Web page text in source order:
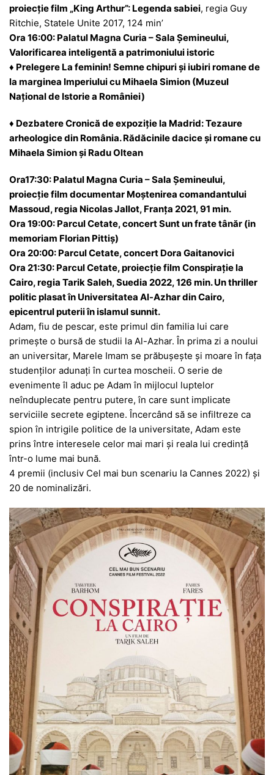
proiecție film „King Arthur”: Legenda sabiei, regia Guy
Ritchie, Statele Unite 2017, 124 min’
Ora 16:00: Palatul Magna Curia – Sala Șemineului,
Valorificarea inteligentă a patrimoniului istoric
♦ Prelegere La feminin! Semne chipuri și iubiri romane de
la marginea Imperiului cu Mihaela Simion (Muzeul
Național de Istorie a României)
♦ Dezbatere Cronică de expoziție la Madrid: Tezaure
arheologice din România. Rădăcinile dacice şi romane cu
Mihaela Simion și Radu Oltean
Ora17:30: Palatul Magna Curia – Sala Șemineului,
proiecție film documentar Moștenirea comandantului
Massoud, regia Nicolas Jallot, Franța 2021, 91 min.
Ora 19:00: Parcul Cetate, concert Sunt un frate tânăr (in
memoriam Florian Pittiș)
Ora 20:00: Parcul Cetate, concert Dora Gaitanovici
Ora 21:30: Parcul Cetate, proiecție film Conspirație la
Cairo, regia Tarik Saleh, Suedia 2022, 126 min. Un thriller
politic plasat în Universitatea Al-Azhar din Cairo,
epicentrul puterii în islamul sunnit.
Adam, fiu de pescar, este primul din familia lui care
primește o bursă de studii la Al-Azhar. În prima zi a noului
an universitar, Marele Imam se prăbușește și moare în fața
studenților adunați în curtea moscheii. O serie de
evenimente îl aduc pe Adam în mijlocul luptelor
neînduplecate pentru putere, în care sunt implicate
serviciile secrete egiptene. Încercând să se infiltreze ca
spion în intrigile politice de la universitate, Adam este
prins între interesele celor mai mari și reala lui credință
într-o lume mai bună.
4 premii (inclusiv Cel mai bun scenariu la Cannes 2022) și
20 de nominalizări.